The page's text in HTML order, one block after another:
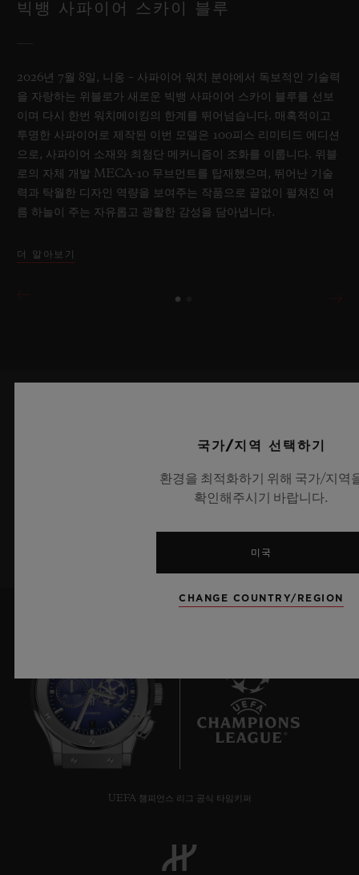
빅뱅 사파이어 스카이 블루
2026년 7월 8일, 니옹 – 사파이어 워치 분야에서 독보적인 기술력
을 자랑하는 위블로가 새로운 빅뱅 사파이어 스카이 블루를 선보
이며 다시 한번 워치메이킹의 한계를 뛰어넘습니다. 매혹적이고
투명한 사파이어로 제작된 이번 모델은 100피스 리미티드 에디션
으로, 사파이어 소재와 최첨단 메커니즘이 조화를 이룹니다. 위블
로의 자체 개발 MECA-10 무브먼트를 탑재했으며, 뛰어난 기술
력과 탁월한 디자인 역량을 보여주는 작품으로 끝없이 펼쳐진 여
름 하늘이 주는 자유롭고 광활한 감성을 담아냅니다.
더 알아보기
7
UEFA 챔피언스 리그 공식 타임키퍼
국가/지역 선택하기
환경을 최적화하기 위해 국가/지역
확인해주시기 바랍니다.
미국
CHANGE COUNTRY/REGION